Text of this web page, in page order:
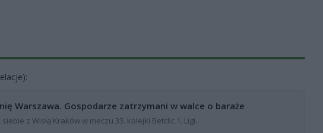
Warszawa. Gospodarze zatrzymani w walce o baraże
z Wisłą Kraków w meczu 33. kolejki Betclic 1. Ligi.